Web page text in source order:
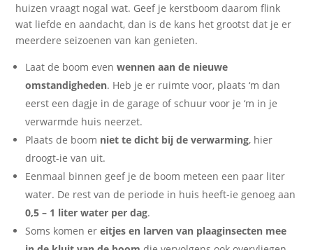
huizen vraagt nogal wat. Geef je kerstboom daarom flink
wat liefde en aandacht, dan is de kans het grootst dat je er
meerdere seizoenen van kan genieten.
Laat de boom evenwennen aan de nieuwe
omstandigheden. Heb je er ruimte voor, plaats ‘m dan
eerst een dagje in de garage of schuur voor je ‘m in je
verwarmde huis neerzet.
Plaats de boom niet te dicht bij de verwarming, hier
droogt-ie van uit.
Eenmaal binnen geef je de boom meteen een paar liter
water. De rest van de periode in huis heeft-ie genoeg aan
0,5 – 1 liter water per dag.
Soms komen ereitjes en larven van plaaginsecten mee